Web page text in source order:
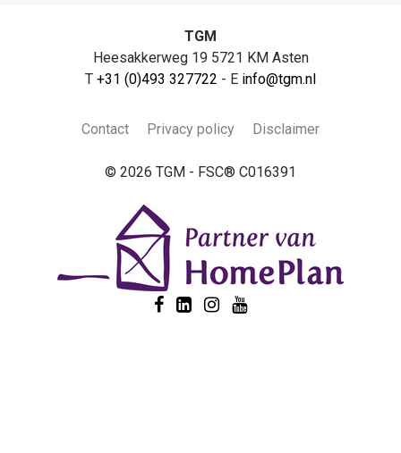
TGM
Heesakkerweg 19 5721 KM Asten
T +31 (0)493 327722 - E info@tgm.nl
Contact Privacy policy Disclaimer
© 2026 TGM - FSC® C016391